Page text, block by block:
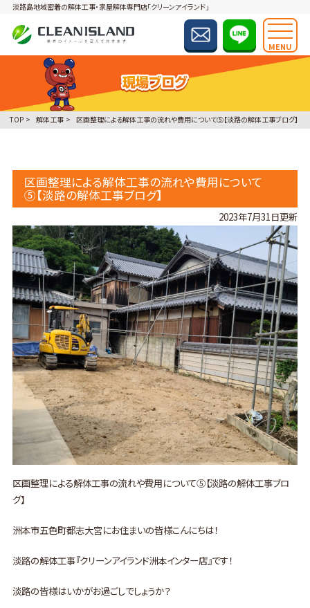
淡路島地域密着の解体工事・家屋解体専門店「クリーンアイランド」
MENU
TOP 解体工事 区画整理による解体工事の流れや費用について⑤【淡路の解体工事ブログ】
区画整理による解体工事の流れや費用について
⑤【淡路の解体工事ブログ】
2023年7月31日更新
区画整理による解体工事の流れや費用について⑤【淡路の解体工事ブロ
グ】
洲本市五色町都志大宮にお住まいの皆様こんにちは！
淡路の解体工事『クリーンアイランド洲本インター店』です！
淡路の皆様はいかがお過ごしでしょうか？